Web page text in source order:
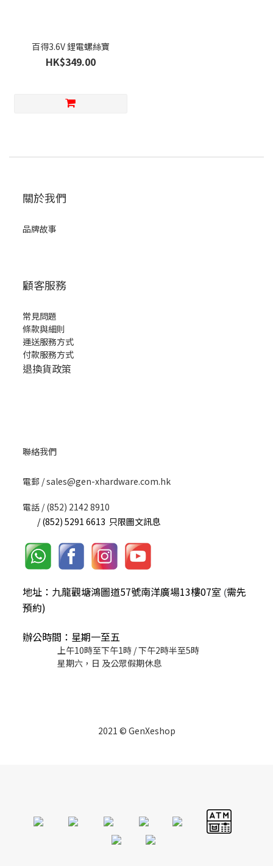
百得3.6V 鋰電螺絲寶
HK$349.00
關於我們
品牌故事
顧客服務
常見問題
條款與細則
運送服務方式
付款服務方式
退換貨政策
聯絡我們
​電郵 / sales@gen-xhardware.com.hk
電話 / (852) 2142 8910
/ (852) 5291 6613 只限圖文訊息
地址：九龍觀塘鴻圖道57號南洋廣場13樓07室 (需先
預約)
辦公時間：星期一至五
上午10時至下午1時 / 下午2時半至5時
星期六，日 及公眾假期休息
2021 © GenXeshop